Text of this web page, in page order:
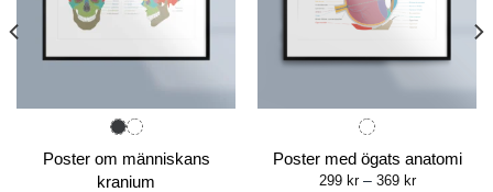
Poster om människans
kranium
Poster med ögats anatomi
299 kr – 369 krPrice